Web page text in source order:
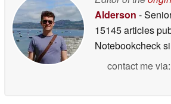
Alderson -
15145 articles
Notebookcheck
contact me